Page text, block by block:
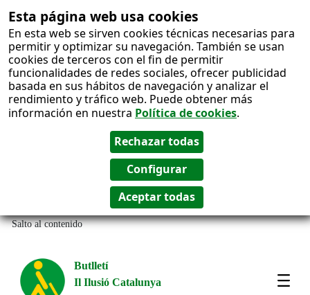
Esta página web usa cookies
En esta web se sirven cookies técnicas necesarias para
permitir y optimizar su navegación. También se usan
cookies de terceros con el fin de permitir
funcionalidades de redes sociales, ofrecer publicidad
basada en sus hábitos de navegación y analizar el
rendimiento y tráfico web. Puede obtener más
información en nuestra Política de cookies.
Salto al contenido
Butlletí
Il Ilusió Catalunya